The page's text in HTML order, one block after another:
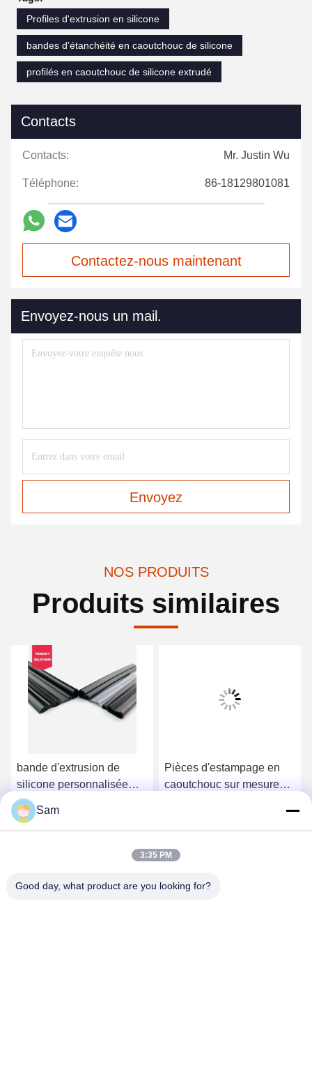
Profiles d'extrusion en silicone
bandes d'étanchéité en caoutchouc de silicone
profilés en caoutchouc de silicone extrudé
Contacts
Contacts: Mr. Justin Wu
Téléphone: 86-18129801081
Contactez-nous maintenant
Envoyez-nous un mail.
Envoyez
NOS PRODUITS
Produits similaires
bande d'extrusion de
silicone personnalisée
pour l'étanchéité et
l'isolation
Obtenez le meilleur prix
Pièces d'estampage en
caoutchouc sur mesure
Sam
3:35 PM
Good day, what product are you looking for?